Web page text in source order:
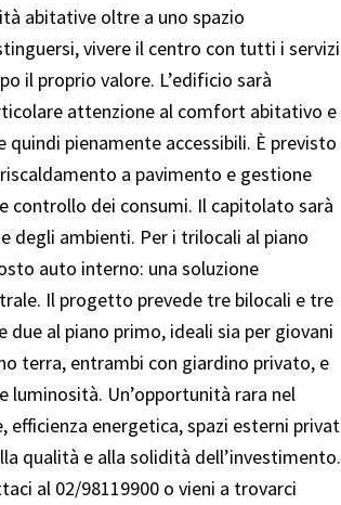
abitative oltre a uno spazio
vivere il centro con tutti i servizi
il proprio valore. L’edificio sarà
attenzione al comfort abitativo e
pienamente accessibili. È previsto
a pavimento e gestione
controllo dei consumi. Il capitolato sarà
degli ambienti. Per i trilocali al piano
auto interno: una soluzione
Il progetto prevede tre bilocali e tre
al piano primo, ideali sia per giovani
terra, entrambi con giardino privato, e
luminosità. Un’opportunità rara nel
efficienza energetica, spazi esterni
qualità e alla solidità dell’investimento.
al 02/98119900 o vieni a trovarci